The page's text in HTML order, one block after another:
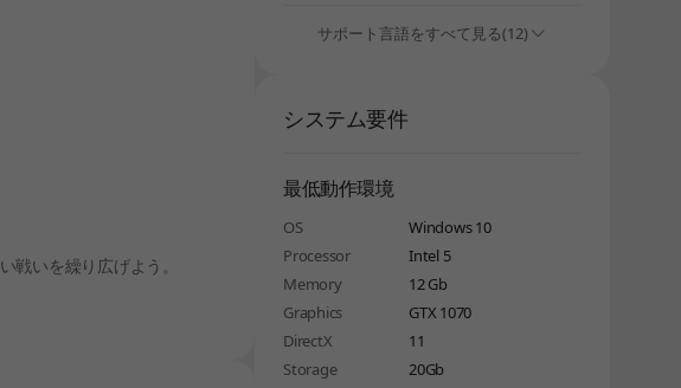
いを繰り広げよう。
サポート言語をすべて見る(12)
システム要件
最低動作環境
OS
Windows 10
Processor
Intel 5
Memory
12 Gb
Graphics
GTX 1070
DirectX
11
Storage
20Gb